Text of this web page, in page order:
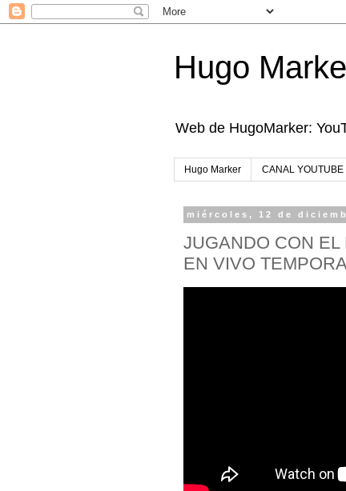
Hugo
Web de HugoMarker:
Hugo Marker CANAL YOUTUBE
miércoles, 12 de
JUGANDO CON
EN VIVO